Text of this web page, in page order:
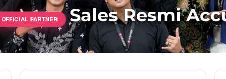
PARTNER Sales Resmi